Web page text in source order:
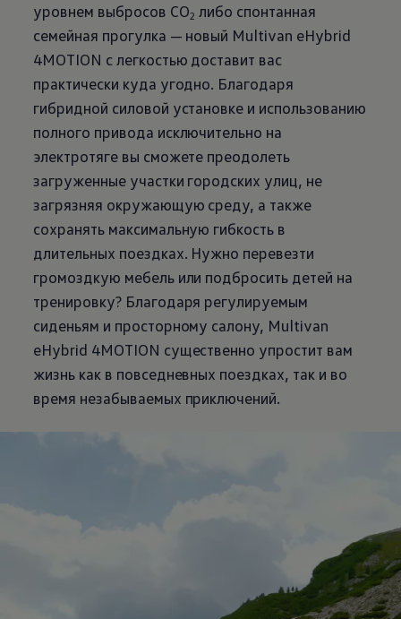
уровнем выбросов СО2 либо спонтанная
семейная прогулка — новый Multivan eHybrid
4MOTION с легкостью доставит вас
практически куда угодно. Благодаря
гибридной силовой установке и использованию
полного привода исключительно на
электротяге вы сможете преодолеть
загруженные участки городских улиц, не
загрязняя окружающую среду, а также
сохранять максимальную гибкость в
длительных поездках. Нужно перевезти
громоздкую мебель или подбросить детей на
тренировку? Благодаря регулируемым
сиденьям и просторному салону, Multivan
eHybrid 4MOTION существенно упростит вам
жизнь как в повседневных поездках, так и во
время незабываемых приключений.